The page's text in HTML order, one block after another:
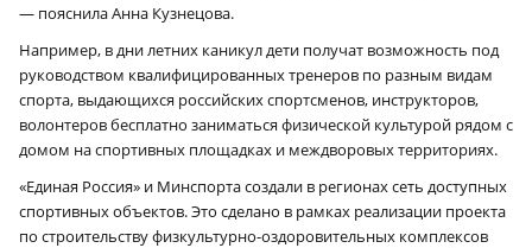
— пояснила Анна Кузнецова.
Например, в дни летних каникул дети получат возможность под
руководством квалифицированных тренеров по разным видам
спорта, выдающихся российских спортсменов, инструкторов,
волонтеров бесплатно заниматься физической культурой рядом с
домом на спортивных площадках и междворовых территориях.
«Единая Россия» и Минспорта создали в регионах сеть доступных
спортивных объектов. Это сделано в рамках реализации проекта
по строительству физкультурно-оздоровительных комплексов